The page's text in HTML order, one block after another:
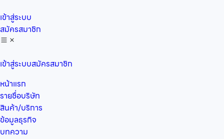
เข้าสู่ระบบ
สมัครสมาชิก
เข้าสู่ระบบสมัครสมาชิก
หน้าแรก
รายชื่อบริษัท
สินค้า/บริการ
ข้อมูลธุรกิจ
บทความ